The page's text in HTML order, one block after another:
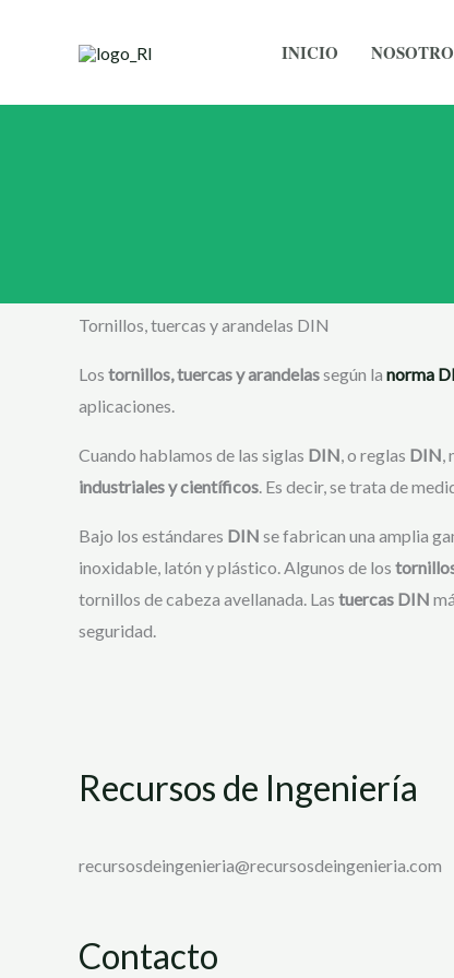
INICIO
Tornillos, tuercas y arandelas DIN
Los tornillos, tuercas y arandelassegún la norma
aplicaciones.
Cuando hablamos de las siglas DIN, o reglas DIN,
industriales y científicos. Es decir, se trata de
Bajo los estándares DIN se fabrican una amplia
inoxidable, latón y plástico. Algunos de los
tornillos de cabeza avellanada. Las tuercas DIN
seguridad.
Recursos de Ingeniería
recursosdeingenieria@recursosdeingenieria.com
Contacto